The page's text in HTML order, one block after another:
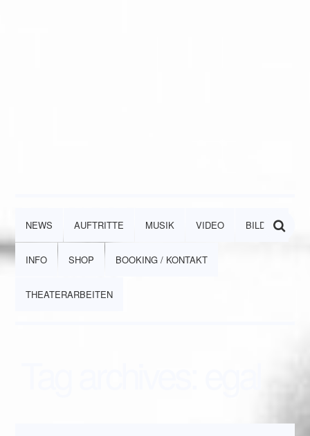
NEWS AUFTRITTE MUSIK VIDEO BILDER
INFO SHOP BOOKING / KONTAKT
THEATERARBEITEN